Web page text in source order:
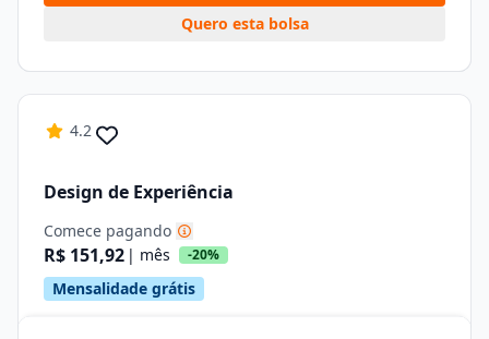
Quero esta bolsa
4.2
Design de Experiência
Comece pagando
R$ 151,92 | mês -20%
Mensalidade grátis